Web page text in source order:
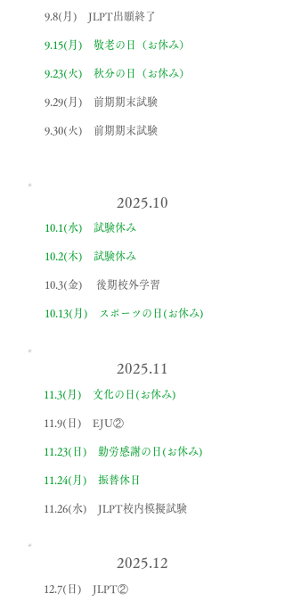
9.8(月) JLPT出願終了
9.15(月) 敬老の日（お休み）
9.23(火) 秋分の日（お休み）
9.29(月) 前期期末試験
9.30(火) 前期期末試験
2025.10
10.1(水) 試験休み
10.2(木) 試験休み
10.3(金) 後期校外学習
10.13(月) スポーツの日(お休み)
2025.11
11.3(月) 文化の日(お休み)
11.9(日) EJU②
11.23(日) 勤労感謝の日(お休み)
11.24(月) 振替休日
11.26(水) JLPT校内模擬試験
2025.12
12.7(日) JLPT②